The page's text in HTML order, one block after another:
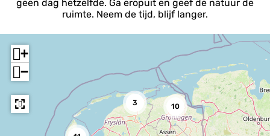
geen dag hetzelfde. Ga eropuit en geef de natuur de
ruimte. Neem de tijd, blijf langer.
3 10
+
−